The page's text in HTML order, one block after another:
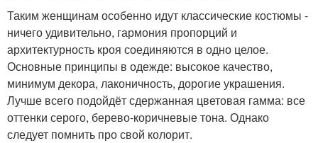
Таким женщинам особенно идут классические костюмы -
ничего удивительно, гармония пропорций и
архитектурность кроя соединяются в одно целое.
Основные принципы в одежде: высокое качество,
минимум декора, лаконичность, дорогие украшения.
Лучше всего подойдёт сдержанная цветовая гамма: все
оттенки серого, берево-коричневые тона. Однако
следует помнить про свой колорит.